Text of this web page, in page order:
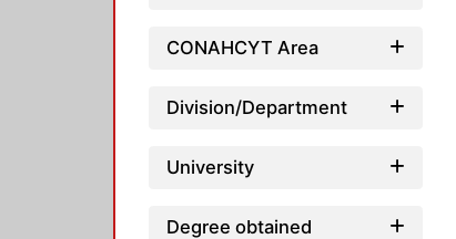
CONAHCYT Area
Division/Department
University
Degree obtained